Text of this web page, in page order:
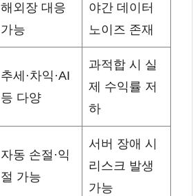
해외장 대응
가능
야간 데이터
노이즈 존재
추세·차익·AI
등 다양
과적합 시 실
제 수익률 저
하
자동 손절·익
절 가능
서버 장애 시
리스크 발생
가능